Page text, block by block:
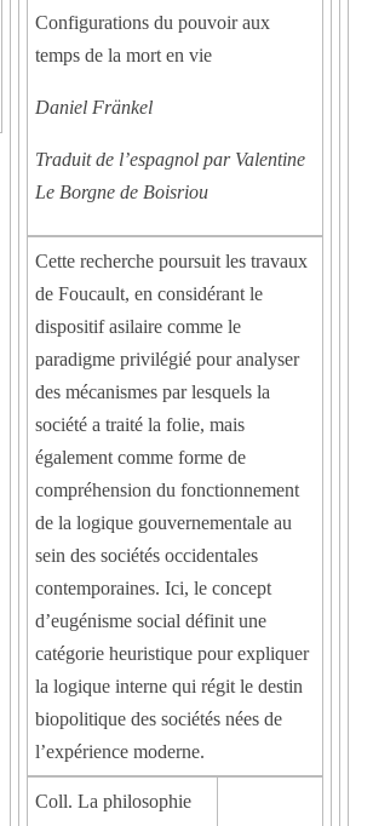
Configurations du pouvoir aux
temps de la mort en vie
Daniel Fränkel
Traduit de l’espagnol par Valentine
Le Borgne de Boisriou
Cette recherche poursuit les travaux
de Foucault, en considérant le
dispositif asilaire comme le
paradigme privilégié pour analyser
des mécanismes par lesquels la
société a traité la folie, mais
également comme forme de
compréhension du fonctionnement
de la logique gouvernementale au
sein des sociétés occidentales
contemporaines. Ici, le concept
d’eugénisme social définit une
catégorie heuristique pour expliquer
la logique interne qui régit le destin
biopolitique des sociétés nées de
l’expérience moderne.
Coll. La philosophie